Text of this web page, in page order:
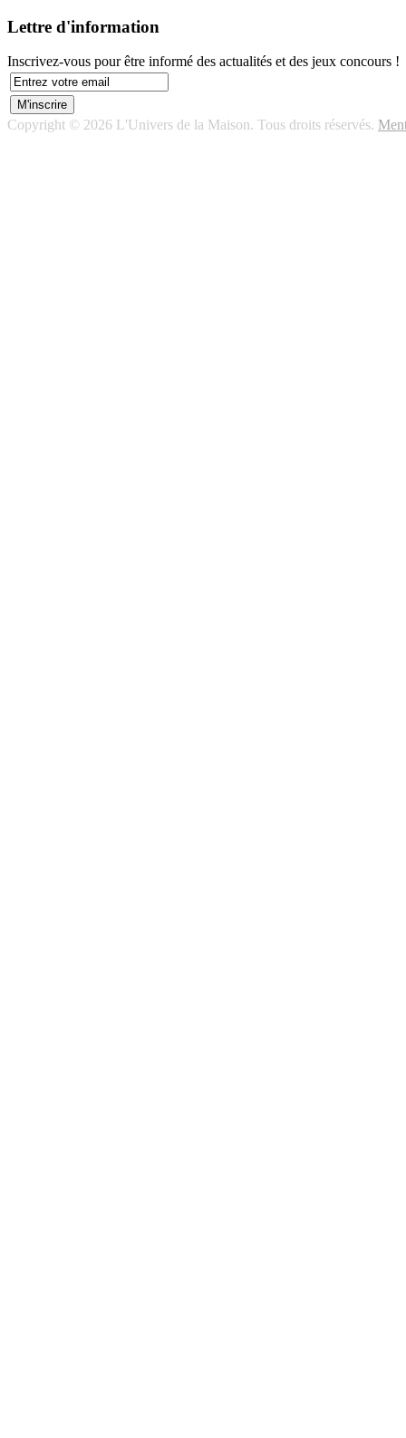
Lettre d'information
Inscrivez-vous pour être informé des actualités et des jeux concours !
Copyright © 2026 L'Univers de la Maison. Tous droits réservés.